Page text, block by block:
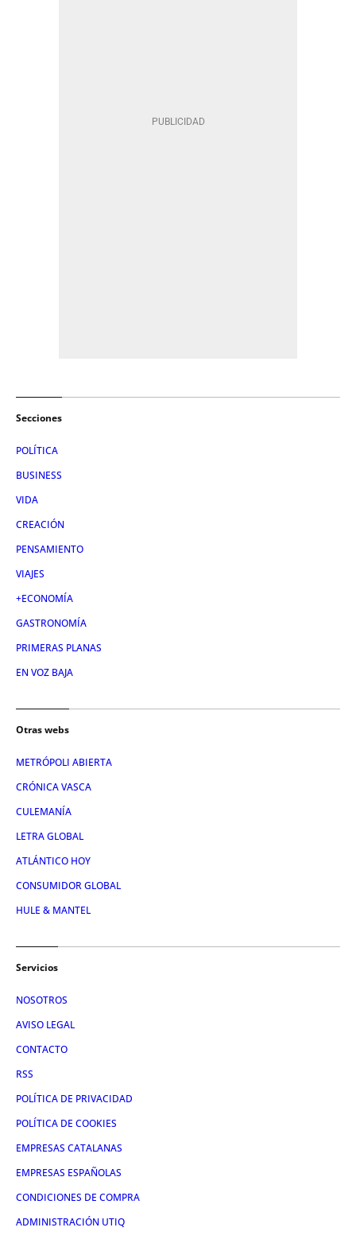
Secciones
POLÍTICA
BUSINESS
VIDA
CREACIÓN
PENSAMIENTO
VIAJES
+ECONOMÍA
GASTRONOMÍA
PRIMERAS PLANAS
EN VOZ BAJA
Otras webs
METRÓPOLI ABIERTA
CRÓNICA VASCA
CULEMANÍA
LETRA GLOBAL
ATLÁNTICO HOY
CONSUMIDOR GLOBAL
HULE & MANTEL
Servicios
NOSOTROS
AVISO LEGAL
CONTACTO
RSS
POLÍTICA DE PRIVACIDAD
POLÍTICA DE COOKIES
EMPRESAS CATALANAS
EMPRESAS ESPAÑOLAS
CONDICIONES DE COMPRA
ADMINISTRACIÓN UTIQ